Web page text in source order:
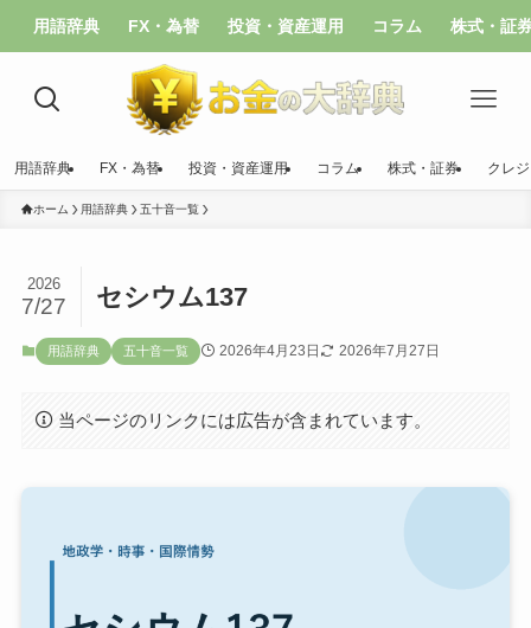
用語辞典 FX・為替 投資・資産運用 コラム 株式・証
用語辞典 FX・為替 投資・資産運用 コラム 株式・証券 クレ
ホーム 用語辞典 五十音一覧
セシウム137
2026
7/27
用語辞典 五十音一覧 2026年4月23日 2026年7月27日
当ページのリンクには広告が含まれています。